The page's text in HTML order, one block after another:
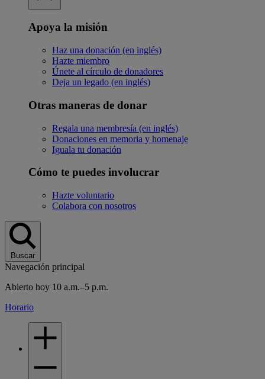
Apoya la misión
Haz una donación (en inglés)
Hazte miembro
Únete al círculo de donadores
Deja un legado (en inglés)
Otras maneras de donar
Regala una membresía (en inglés)
Donaciones en memoria y homenaje
Iguala tu donación
Cómo te puedes involucrar
Hazte voluntario
Colabora con nosotros
Buscar
Navegación principal
Abierto hoy 10 a.m.–5 p.m.
Horario